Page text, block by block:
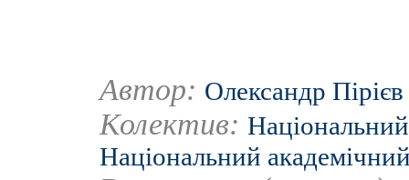
Автор: Олександр Пірієв
Колектив:
Національний